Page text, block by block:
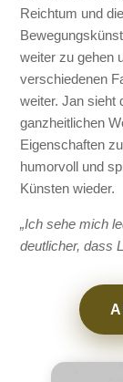
Reichtum und
weiter zu gehen
verschiedenen
weiter. Jan sieht
ganzheitlichen
Eigenschaften
humorvoll und
Künsten wieder.
„Ich sehe mich
deutlicher, dass